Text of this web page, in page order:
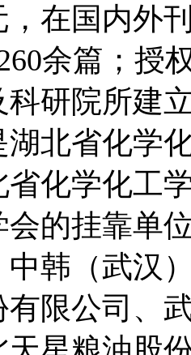
，在国内外
余篇；授
科研院所建
湖北省化学
省化学化工
会的挂靠单
中韩（武汉
有限公司、